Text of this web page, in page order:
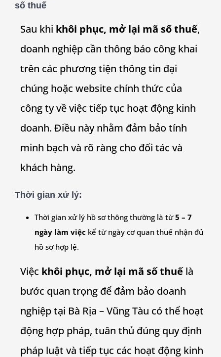
số thuế
Sau khi khôi phục, mở lại mã số thuế,
doanh nghiệp cần thông báo công khai
trên các phương tiện thông tin đại
chúng hoặc website chính thức của
công ty về việc tiếp tục hoạt động kinh
doanh. Điều này nhằm đảm bảo tính
minh bạch và rõ ràng cho đối tác và
khách hàng.
Thời gian xử lý:
Thời gian xử lý hồ sơ thông thường là từ5 – 7
ngày làm việc kể từ ngày cơ quan thuế nhận đủ
hồ sơ hợp lệ.
Việc khôi phục, mở lại mã số thuếlà
bước quan trọng để đảm bảo doanh
nghiệp tại Bà Rịa – Vũng Tàu có thể hoạt
động hợp pháp, tuân thủ đúng quy định
pháp luật và tiếp tục các hoạt động kinh